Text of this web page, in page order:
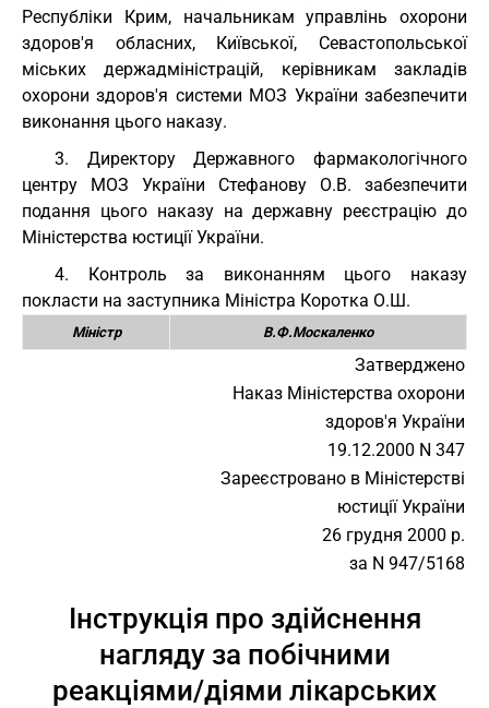
Республіки Крим, начальникам управлінь охорони
здоров'я обласних, Київської, Севастопольської
міських держадміністрацій, керівникам закладів
охорони здоров'я системи МОЗ України забезпечити
виконання цього наказу.
3. Директору Державного фармакологічного
центру МОЗ України Стефанову О.В. забезпечити
подання цього наказу на державну реєстрацію до
Міністерства юстиції України.
4. Контроль за виконанням цього наказу
покласти на заступника Міністра Коротка О.Ш.
Міністр В.Ф.Москаленко
Затверджено
Наказ Міністерства охорони
здоров'я України
19.12.2000 N 347
Зареєстровано в Міністерстві
юстиції України
26 грудня 2000 р.
за N 947/5168
Інструкція про здійснення
нагляду за побічними
реакціями/діями лікарських